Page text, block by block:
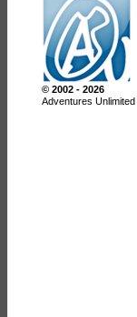
© 2002 - 2026
Adventures Unlimited